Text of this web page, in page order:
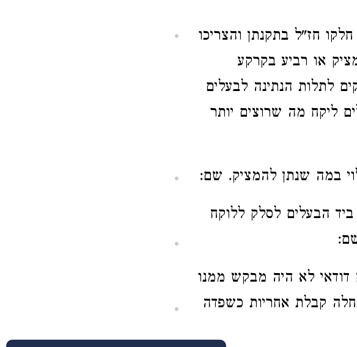
חז"ל בתקנתן והצריכו
או רביע בקרקע
לתלות הנתינה לבעלים
ליקח מה שרוצים יותר
במה שנתן להמציק. שם:
הבעלים לסלק ללוקח
דודאי לא היה מבקש ממנו
קבלת אחריות כשפדה